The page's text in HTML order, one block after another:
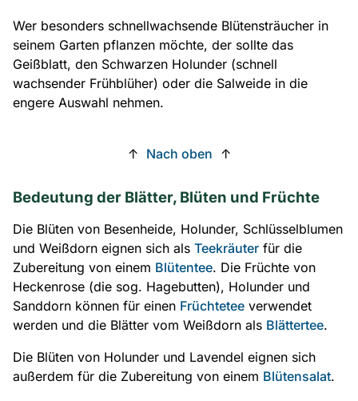
Wer besonders schnellwachsende Blütensträucher in
seinem Garten pflanzen möchte, der sollte das
Geißblatt, den Schwarzen Holunder (schnell
wachsender Frühblüher) oder die Salweide in die
engere Auswahl nehmen.
↑ Nach oben ↑
Bedeutung der Blätter, Blüten und Früchte
Die Blüten von Besenheide, Holunder, Schlüsselblumen
und Weißdorn eignen sich als Teekräuter für die
Zubereitung von einem Blütentee. Die Früchte von
Heckenrose (die sog. Hagebutten), Holunder und
Sanddorn können für einen Früchtetee verwendet
werden und die Blätter vom Weißdorn als Blättertee.
Die Blüten von Holunder und Lavendel eignen sich
außerdem für die Zubereitung von einem Blütensalat.